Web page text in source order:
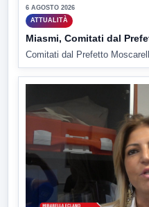
6 AGOSTO 2026
ATTUALITÀ
Miasmi, Comitati dal
Comitati dal Prefetto